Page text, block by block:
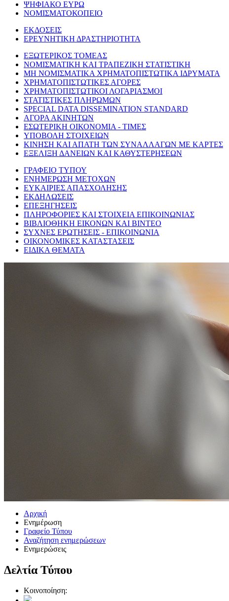
ΨΗΦΙΑΚΟ ΕΥΡΩ
ΝΟΜΙΣΜΑΤΟΚΟΠΕΙΟ
ΕΚΔΟΣΕΙΣ
ΕΡΕΥΝΗΤΙΚΗ ΔΡΑΣΤΗΡΙΟΤΗΤΑ
ΕΞΩΤΕΡΙΚΟΣ ΤΟΜΕΑΣ
ΝΟΜΙΣΜΑΤΙΚΗ ΚΑΙ ΤΡΑΠΕΖΙΚΗ ΣΤΑΤΙΣΤΙΚΗ
ΜΗ ΝΟΜΙΣΜΑΤΙΚΑ ΧΡΗΜΑΤΟΠΙΣΤΩΤΙΚΑ ΙΔΡΥΜΑΤΑ
ΧΡΗΜΑΤΟΠΙΣΤΩΤΙΚΕΣ ΑΓΟΡΕΣ
ΧΡΗΜΑΤΟΠΙΣΤΩΤΙΚΟΙ ΛΟΓΑΡΙΑΣΜΟΙ
ΣΤΑΤΙΣΤΙΚΕΣ ΠΛΗΡΩΜΩΝ
SPECIAL DATA DISSEMINATION STANDARD
ΑΓΟΡΑ ΑΚΙΝΗΤΩΝ
ΕΣΩΤΕΡΙΚΗ ΟΙΚΟΝΟΜΙΑ - ΤΙΜΕΣ
ΥΠΟΒΟΛΗ ΣΤΟΙΧΕΙΩΝ
ΚΙΝΗΣΗ ΚΑΙ ΑΠΑΤΗ ΤΩΝ ΣΥΝΑΛΛΑΓΩΝ ΜΕ ΚΑΡΤΕΣ
ΕΞΕΛΙΞΗ ΔΑΝΕΙΩΝ ΚΑΙ ΚΑΘΥΣΤΕΡΗΣΕΩΝ
ΓΡΑΦΕΙΟ ΤΥΠΟΥ
ΕΝΗΜΕΡΩΣΗ ΜΕΤΟΧΩΝ
ΕΥΚΑΙΡΙΕΣ ΑΠΑΣΧΟΛΗΣΗΣ
ΕΚΔΗΛΩΣΕΙΣ
ΕΠΕΞΗΓΗΣΕΙΣ
ΠΛΗΡΟΦΟΡΙΕΣ ΚΑΙ ΣΤΟΙΧΕΙΑ ΕΠΙΚΟΙΝΩΝΙΑΣ
ΒΙΒΛΙΟΘΗΚΗ ΕΙΚΟΝΩΝ ΚΑΙ ΒΙΝΤΕΟ
ΣΥΧΝΕΣ ΕΡΩΤΗΣΕΙΣ - ΕΠΙΚΟΙΝΩΝΙΑ
ΟΙΚΟΝΟΜΙΚΕΣ ΚΑΤΑΣΤΑΣΕΙΣ
ΕΙΔΙΚΑ ΘΕΜΑΤΑ
Αρχική
Ενημέρωση
Γραφείο Τύπου
Αναζήτηση ενημερώσεων
Ενημερώσεις
Δελτία Τύπου
Κοινοποίηση: